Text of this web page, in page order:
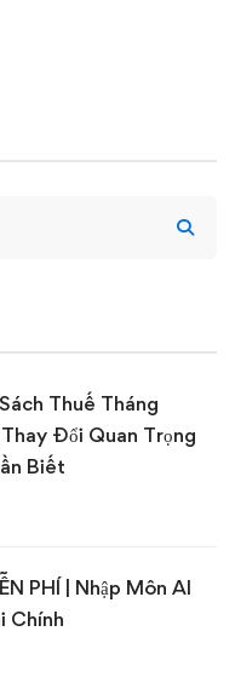
Thuế Tháng
Đổi Quan Trọng
Biết
PHÍ | Nhập Môn AI
Chính